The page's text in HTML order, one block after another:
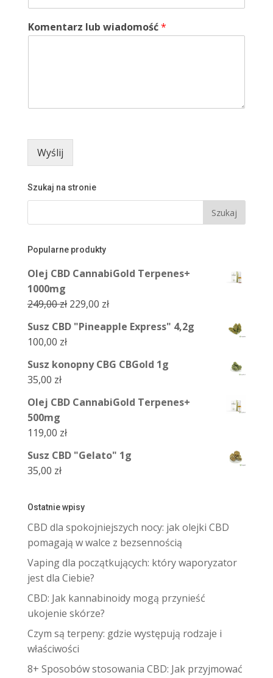
Komentarz lub wiadomość*
Wyślij
Szukaj na stronie
Popularne produkty
Olej CBD CannabiGold Terpenes+
1000mg
249,00zł Pierwotna
wynosiła:
229,00 złAktualna
wynosi:
Susz CBD "Pineapple Express" 4,2g
100,00 zł
Susz konopny CBG CBGold 1g
35,00 zł
Olej CBD CannabiGold Terpenes+
500mg
119,00 zł
Susz CBD "Gelato" 1g
35,00 zł
Ostatnie wpisy
CBD dla spokojniejszych nocy: jak olejki CBD
pomagają w walce z bezsennością
Vaping dla początkujących: który waporyzator
jest dla Ciebie?
CBD: Jak kannabinoidy mogą przynieść
ukojenie skórze?
Czym są terpeny: gdzie występują rodzaje i
właściwości
8+ Sposobów stosowania CBD: Jak przyjmować